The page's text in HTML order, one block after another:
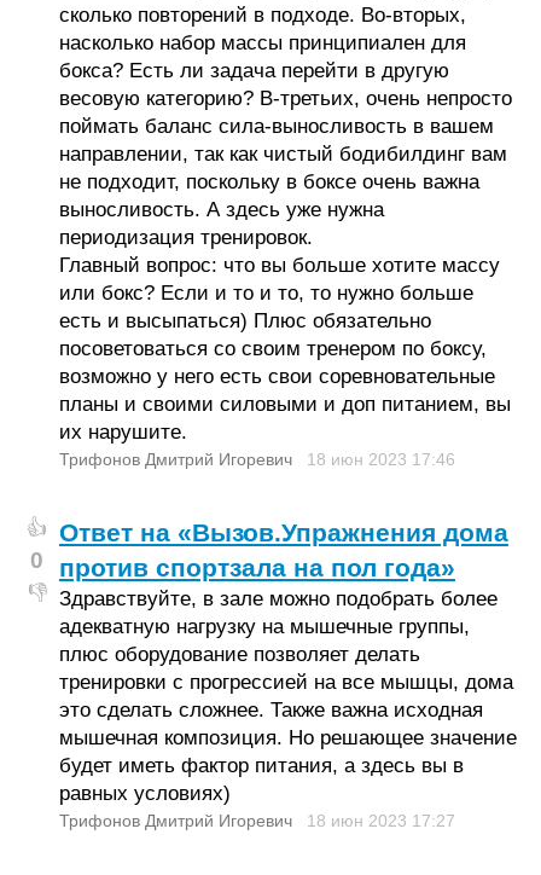
сколько повторений в подходе. Во-вторых,
насколько набор массы принципиален для
бокса? Есть ли задача перейти в другую
весовую категорию? В-третьих, очень непросто
поймать баланс сила-выносливость в вашем
направлении, так как чистый бодибилдинг вам
не подходит, поскольку в боксе очень важна
выносливость. А здесь уже нужна
периодизация тренировок.
Главный вопрос: что вы больше хотите массу
или бокс? Если и то и то, то нужно больше
есть и высыпаться) Плюс обязательно
посоветоваться со своим тренером по боксу,
возможно у него есть свои соревновательные
планы и своими силовыми и доп питанием, вы
их нарушите.
Трифонов Дмитрий Игоревич 18 июн 2023 17:46
👍
0
👎
Ответ на «Вызов.Упражнения дома
против спортзала на пол года»
Здравствуйте, в зале можно подобрать более
адекватную нагрузку на мышечные группы,
плюс оборудование позволяет делать
тренировки с прогрессией на все мышцы, дома
это сделать сложнее. Также важна исходная
мышечная композиция. Но решающее значение
будет иметь фактор питания, а здесь вы в
равных условиях)
Трифонов Дмитрий Игоревич 18 июн 2023 17:27